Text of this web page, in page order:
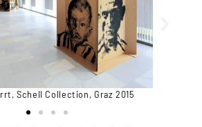
Schell Collection, Graz 2015